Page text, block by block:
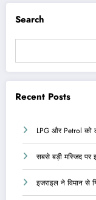
Search
Recent Posts
LPG और Petrol को
सबसे बड़ी मस्जिद
इजराइल ने विमान से